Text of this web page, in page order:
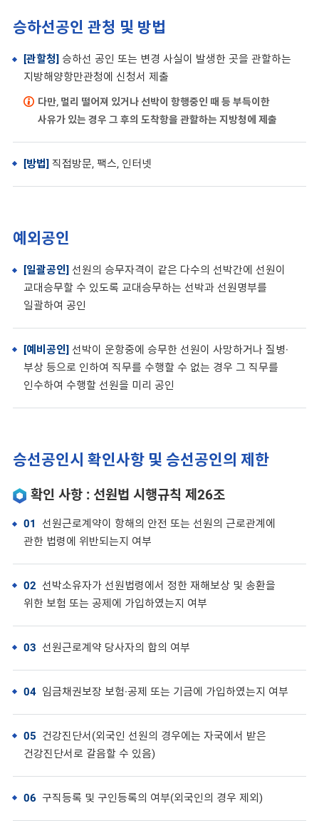
승하선공인 관청 및 방법
[관할청] 승하선 공인 또는 변경 사실이 발생한 곳을 관할하는
지방해양항만관청에 신청서 제출
다만, 멀리 떨어져 있거나 선박이 항행중인 때 등 부득이한
사유가 있는 경우 그 후의 도착항을 관할하는 지방청에 제출
[방법] 직접방문, 팩스, 인터넷
예외공인
[일괄공인] 선원의 승무자격이 같은 다수의 선박간에 선원이
교대승무할 수 있도록 교대승무하는 선박과 선원명부를
일괄하여 공인
[예비공인] 선박이 운항중에 승무한 선원이 사망하거나 질병·
부상 등으로 인하여 직무를 수행할 수 없는 경우 그 직무를
인수하여 수행할 선원을 미리 공인
승선공인시 확인사항 및 승선공인의 제한
확인 사항 : 선원법 시행규칙 제26조
01
선원근로계약이 항해의 안전 또는 선원의 근로관계에
관한 법령에 위반되는지 여부
02 선박소유자가 선원법령에서 정한 재해보상 및 송환을
위한 보험 또는 공제에 가입하였는지 여부
03 선원근로계약 당사자의 합의 여부
04임금채권보장 보험·공제 또는 기금에 가입하였는지 여부
05 건강진단서(외국인 선원의 경우에는 자국에서 받은
건강진단서로 갈음할 수 있음)
06 구직등록 및 구인등록의 여부(외국인의 경우 제외)